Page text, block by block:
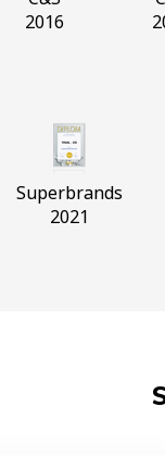
2016
Superbrands
2021